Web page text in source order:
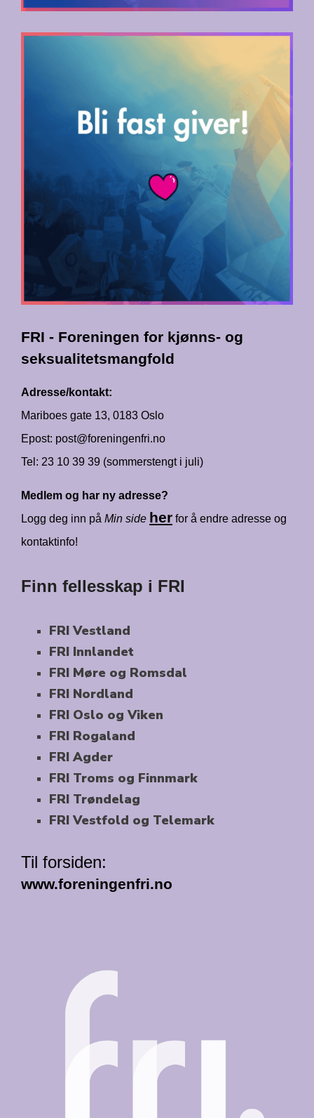
FRI - Foreningen for kjønns- og
seksualitetsmangfold
Adresse/kontakt:
Mariboes gate 13, 0183 Oslo
Epost: post@foreningenfri.no
Tel: 23 10 39 39 (sommerstengt i juli)
Medlem og har ny adresse?
Logg deg inn på Min side her for å endre adresse og
kontaktinfo!
Finn fellesskap i FRI
FRI Vestland
FRI Innlandet
FRI Møre og Romsdal
FRI Nordland
FRI Oslo og Viken
FRI Rogaland
FRI Agder
FRI Troms og Finnmark
FRI Trøndelag
FRI Vestfold og Telemark
Til forsiden:
www.foreningenfri.no